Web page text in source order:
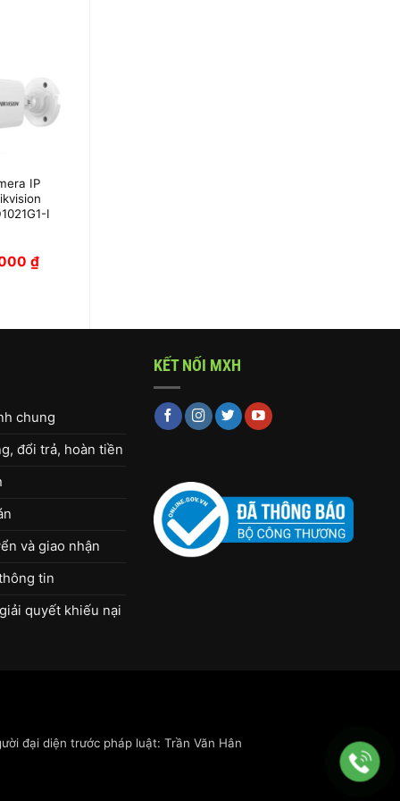
IP
I
₫
chung
đổi trả, hoàn tiền
và giao nhận
tin
quyết khiếu nại
KẾT NỐI MXH
đại diện trước pháp luật: Trần Văn Hân